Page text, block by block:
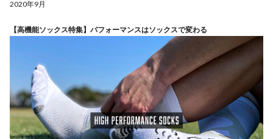
2020年9月
【高機能ソックス特集】パフォーマンスはソックスで変わる